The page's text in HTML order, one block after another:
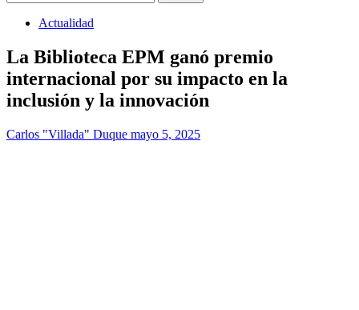
Actualidad
La Biblioteca EPM ganó premio
internacional por su impacto en la
inclusión y la innovación
Carlos "Villada" Duque mayo 5, 2025